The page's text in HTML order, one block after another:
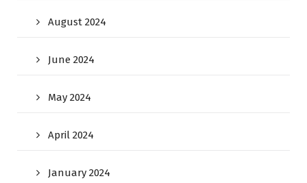
August 2024
June 2024
May 2024
April 2024
January 2024